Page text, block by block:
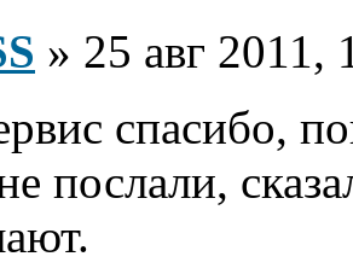
» 25 авг 2011,
спасибо,
послали,